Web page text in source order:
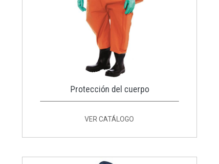
Protección del cuerpo
VER CATÁLOGO